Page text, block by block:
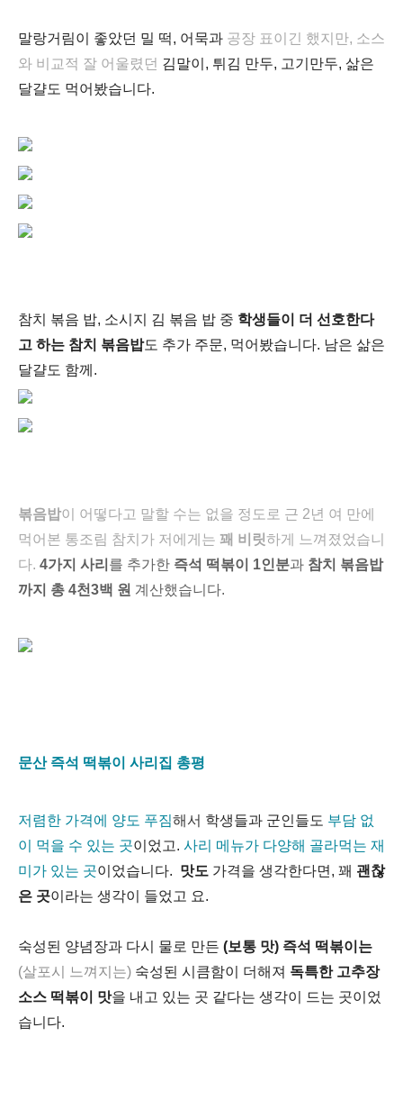
말랑거림이 좋았던 밀 떡, 어묵과 공장 표이긴 했지만, 소스
와 비교적 잘 어울렸던 김말이, 튀김 만두, 고기만두, 삶은
달걀도 먹어봤습니다.
참치 볶음 밥, 소시지 김 볶음 밥 중 학생들이 더 선호한다
고 하는 참치 볶음밥도 추가 주문, 먹어봤습니다. 남은 삶은
달걀도 함께.
볶음밥이 어떻다고 말할 수는 없을 정도로 근 2년 여 만에
먹어본 통조림 참치가 저에게는 꽤 비릿하게 느껴졌었습니
다. 4가지 사리 를 추가한 즉석 떡볶이 1인분과 참치 볶음밥
까지 총 4천3백 원 계산했습니다.
문산 즉석 떡볶이 사리집 총평
저렴한 가격에 양도 푸짐해서 학생들과 군인들도 부담 없
이 먹을 수 있는 곳이었고. 사리 메뉴가 다양해 골라먹는 재
미가 있는 곳이었습니다. 맛도 가격을 생각한다면, 꽤 괜찮
은 곳이라는 생각이 들었고 요.
숙성된 양념장과 다시 물로 만든 (보통 맛) 즉석 떡볶이는
(살포시 느껴지는) 숙성된 시큼함이 더해져 독특한 고추장
소스 떡볶이 맛을 내고 있는 곳 같다는 생각이 드는 곳이었
습니다.